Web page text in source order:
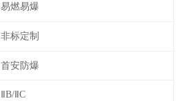
易燃易爆
非标定制
首安防爆
ⅡB/ⅡC